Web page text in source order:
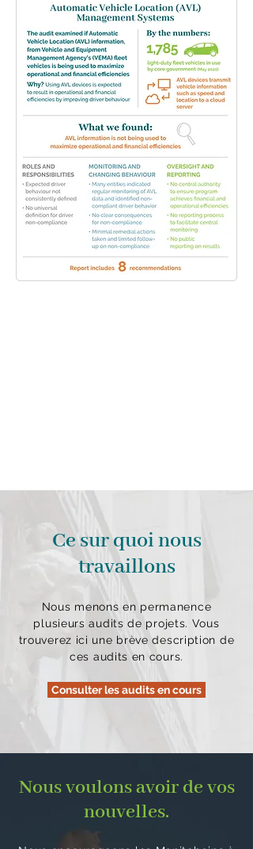
Ce sur quoi nous
travaillons
Nous menons en permanence
plusieurs audits de projets. Vous
trouverez ici une brève description de
ces audits en cours.
Consulter les audits en cours
Nous voulons avoir de vos
nouvelles.